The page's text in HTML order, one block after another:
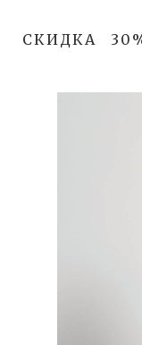
СКИДКА